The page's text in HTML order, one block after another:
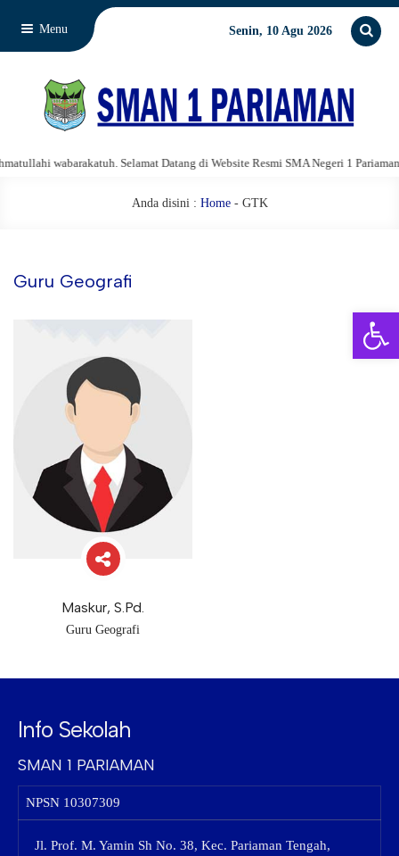
Menu Senin, 10 Agu 2026
wabarakatuh. Selamat Datang di Website Resmi SMA Negeri 1 Pariaman.
Anda disini : Home- GTK
Guru Geografi
Maskur, S.Pd.
Guru Geografi
Info Sekolah
SMAN 1 PARIAMAN
NPSN 10307309
Jl. Prof. M. Yamin Sh No. 38, Kec. Pariaman Tengah,